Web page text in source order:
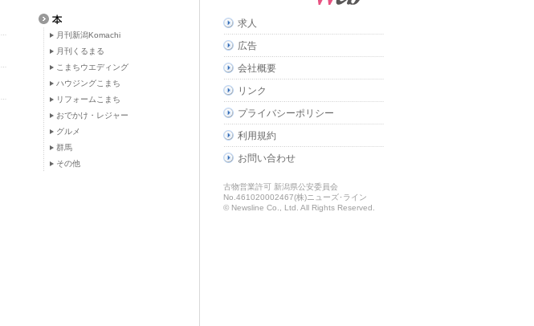
月刊新潟Komachi
月刊くるまる
こまちウエディング
ハウジングこまち
リフォームこまち
おでかけ・レジャー
グルメ
群馬
その他
求人
広告
会社概要
リンク
プライバシーポリシー
利用規約
お問い合わせ
古物営業許可 新潟県公安委員会
No.461020002467(株)ニューズ･ライン
© Newsline Co., Ltd. All Rights Reserved.